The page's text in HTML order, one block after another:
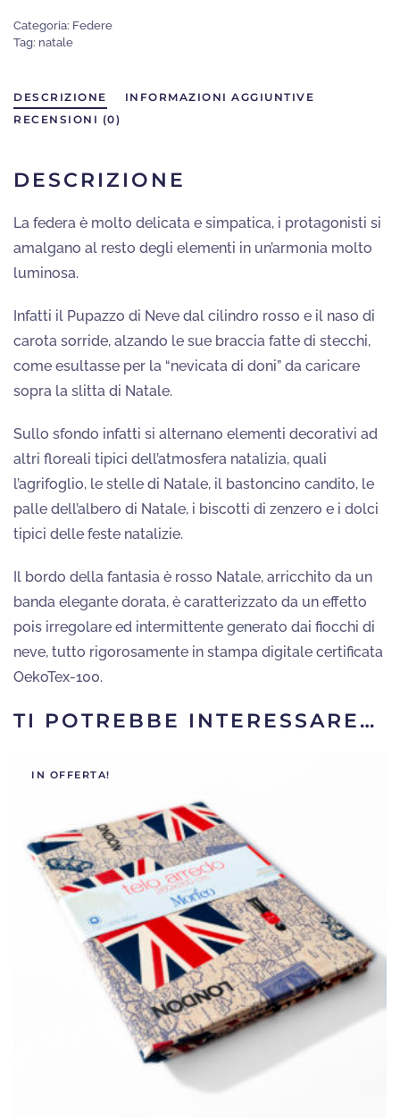
Pupazzo
di
con
slitta
Natale
Categoria: Federe
Tag: natale
DESCRIZIONE
INFORMAZIONI AGGIUNTIVE
RECENSIONI (0)
DESCRIZIONE
La federa è molto delicata e simpatica, i protagonisti si
amalgano al resto degli elementi in un’armonia molto
luminosa.
Infatti il Pupazzo di Neve dal cilindro rosso e il naso di
carota sorride, alzando le sue braccia fatte di stecchi,
come esultasse per la “nevicata di doni” da caricare
sopra la slitta di Natale.
Sullo sfondo infatti si alternano elementi decorativi ad
altri floreali tipici dell’atmosfera natalizia, quali
l’agrifoglio, le stelle di Natale, il bastoncino candito, le
palle dell’albero di Natale, i biscotti di zenzero e i dolci
tipici delle feste natalizie.
Il bordo della fantasia è rosso Natale, arricchito da un
banda elegante dorata, è caratterizzato da un effetto
pois irregolare ed intermittente generato dai fiocchi di
neve, tutto rigorosamente in stampa digitale certificata
OekoTex-100.
TI POTREBBE INTERESSARE…
IN OFFERTA!